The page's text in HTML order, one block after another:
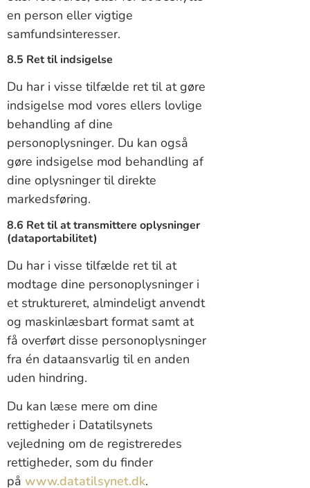
en person eller vigtige
samfundsinteresser.
8.5 Ret til indsigelse
Du har i visse tilfælde ret til at gøre
indsigelse mod vores ellers lovlige
behandling af dine
personoplysninger. Du kan også
gøre indsigelse mod behandling af
dine oplysninger til direkte
markedsføring.
8.6 Ret til at transmittere oplysninger
(dataportabilitet)
Du har i visse tilfælde ret til at
modtage dine personoplysninger i
et struktureret, almindeligt anvendt
og maskinlæsbart format samt at
få overført disse personoplysninger
fra én dataansvarlig til en anden
uden hindring.
Du kan læse mere om dine
rettigheder i Datatilsynets
vejledning om de registreredes
rettigheder, som du finder
på www.datatilsynet.dk.